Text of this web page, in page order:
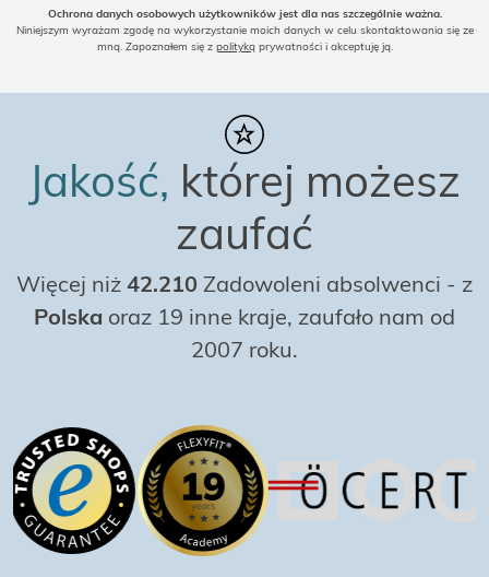
Ochrona danych osobowych użytkowników jest dla nas szczególnie ważna.
Niniejszym wyrażam zgodę na wykorzystanie moich danych w celu skontaktowania się ze
mną. Zapoznałem się z politykąprywatności i akceptuję ją.
Jakość, której możesz
zaufać
Więcej niż 42.210 Zadowoleni absolwenci - z
Polska oraz 19 inne kraje, zaufało nam od
2007 roku.